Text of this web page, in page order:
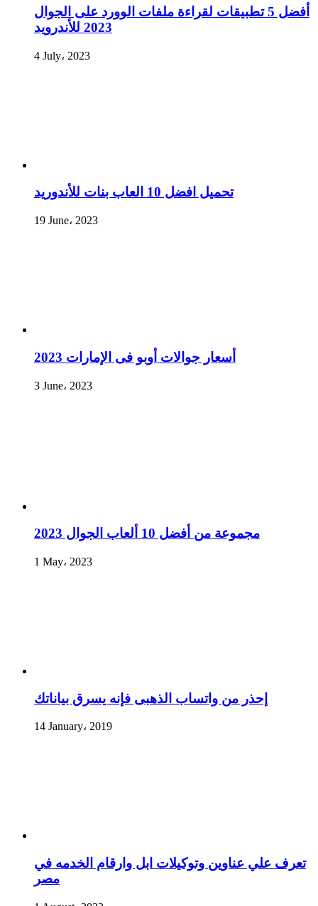
أفضل 5 تطبيقات لقراءة ملفات الوورد على الجوال
2023 للأندرويد
4 July، 2023
تحميل افضل 10 العاب بنات للأندوريد
19 June، 2023
أسعار جوالات أوبو فى الإمارات 2023
3 June، 2023
مجموعة من أفضل 10 ألعاب الجوال 2023
1 May، 2023
إحذر من واتساب الذهبى فإنه يسرق بياناتك
14 January، 2019
تعرف علي عناوين وتوكيلات ابل وارقام الخدمه في
مصر